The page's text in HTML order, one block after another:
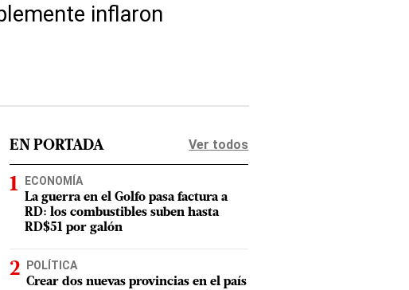
inflaron
EN PORTADA Ver todos
ECONOMÍA
La guerra en el Golfo pasa factura a
RD: los combustibles suben hasta
RD$51 por galón
POLÍTICA
Crear dos nuevas provincias en el país